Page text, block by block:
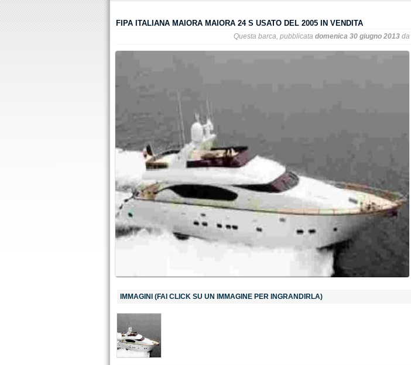
FIPA ITALIANA MAIORA MAIORA 24 S USATO DEL 2005 IN VENDITA
Questa barca, pubblicata domenica 30 giugno 2013 da
IMMAGINI (FAI CLICK SU UN IMMAGINE PER INGRANDIRLA)